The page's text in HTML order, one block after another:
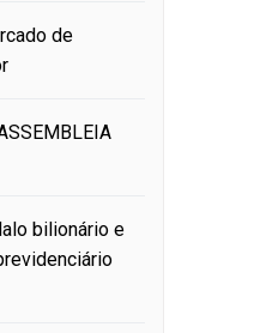
de
bilionário e